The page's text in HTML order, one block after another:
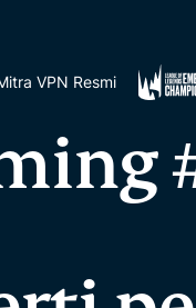
VPN protection for
scale.
VPN Resmi